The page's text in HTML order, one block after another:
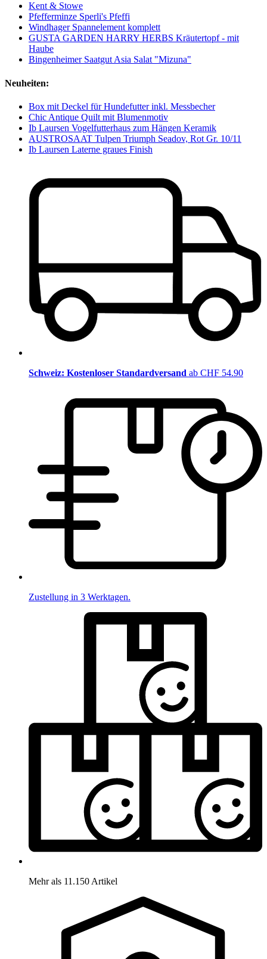
Kent & Stowe
Pfefferminze Sperli's Pfeffi
Windhager Spannelement komplett
GUSTA GARDEN HARRY HERBS Kräutertopf - mit
Haube
Bingenheimer Saatgut Asia Salat "Mizuna"
Neuheiten:
Box mit Deckel für Hundefutter inkl. Messbecher
Chic Antique Quilt mit Blumenmotiv
Ib Laursen Vogelfutterhaus zum Hängen Keramik
AUSTROSAAT Tulpen Triumph Seadov, Rot Gr. 10/11
Ib Laursen Laterne graues Finish
Schweiz: Kostenloser Standardversand ab CHF 54.90
Zustellung in 3 Werktagen.
Mehr als 11.150 Artikel